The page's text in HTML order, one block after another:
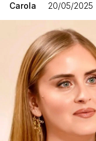
Carola 20/05/2025